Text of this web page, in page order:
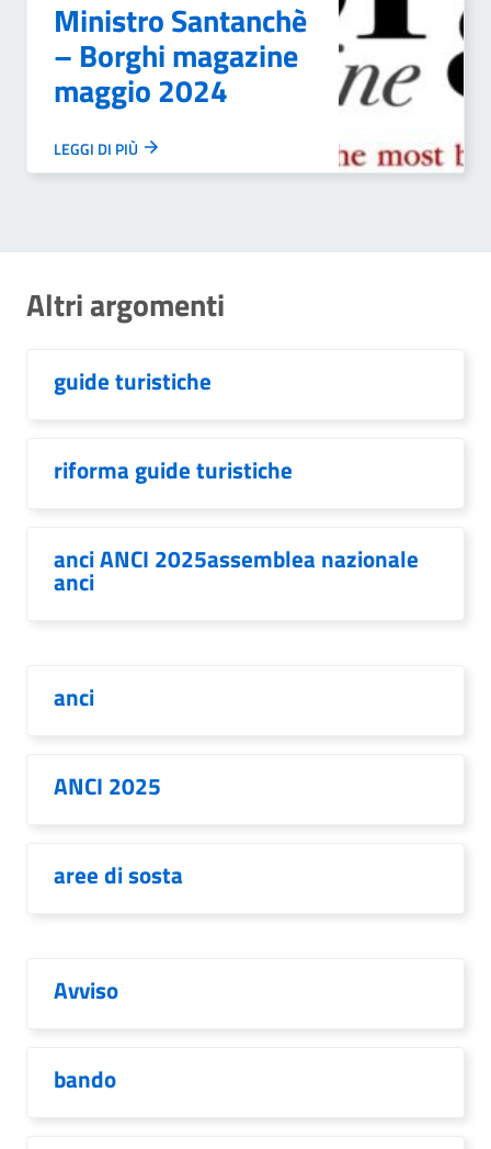
Ministro Santanchè
– Borghi magazine
maggio 2024
LEGGI DI PIÙ
Altri argomenti
guide turistiche
riforma guide turistiche
anci ANCI 2025assemblea nazionale
anci
anci
ANCI 2025
aree di sosta
Avviso
bando